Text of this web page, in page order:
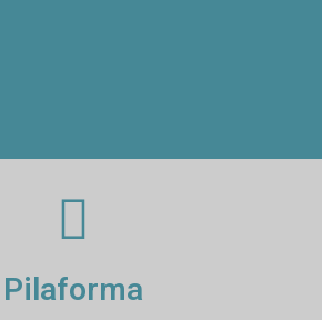
Pilaforma